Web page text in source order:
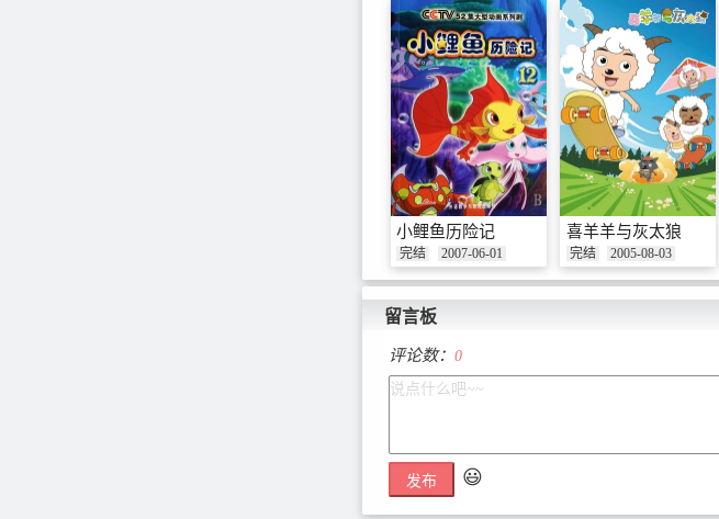
小鲤鱼历险记
完结 2007-06-01
喜羊羊与灰太狼
完结 2005-08-03
留言板
评论数：0
发布 😃